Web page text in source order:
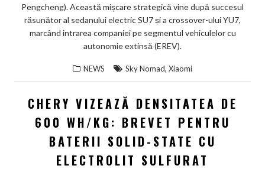
Pengcheng). Această mișcare strategică vine după succesul
răsunător al sedanului electric SU7 și a crossover-ului YU7,
marcând intrarea companiei pe segmentul vehiculelor cu
autonomie extinsă (EREV).
NEWS Sky Nomad, Xiaomi
CHERY VIZEAZĂ DENSITATEA DE
600 WH/KG: BREVET PENTRU
BATERII SOLID-STATE CU
ELECTROLIT SULFURAT